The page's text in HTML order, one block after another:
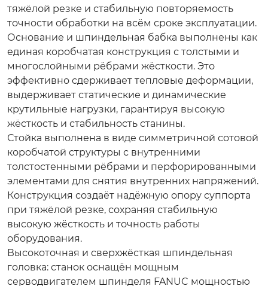
тяжёлой резке и стабильную повторяемость
точности обработки на всём сроке эксплуатации.
Основание и шпиндельная бабка выполнены как
единая коробчатая конструкция с толстыми и
многослойными рёбрами жёсткости. Это
эффективно сдерживает тепловые деформации,
выдерживает статические и динамические
крутильные нагрузки, гарантируя высокую
жёсткость и стабильность станины.
Стойка выполнена в виде симметричной сотовой
коробчатой структуры с внутренними
толстостенными рёбрами и перфорированными
элементами для снятия внутренних напряжений.
Конструкция создаёт надёжную опору суппорта
при тяжёлой резке, сохраняя стабильную
высокую жёсткость и точность работы
оборудования.
Высокоточная и сверхжёсткая шпиндельная
головка: станок оснащён мощным
серводвигателем шпинделя FANUC мощностью